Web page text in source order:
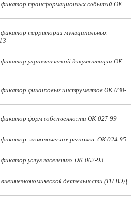
трансформационных событий ОК
территорий муниципальных
управленческой документации ОК
финансовых инструментов OK 038-
форм собственности ОК 027-99
экономических регионов. ОК 024-95
услуг населению. ОК 002-93
внешнеэкономической деятельности (ТН ВЭД